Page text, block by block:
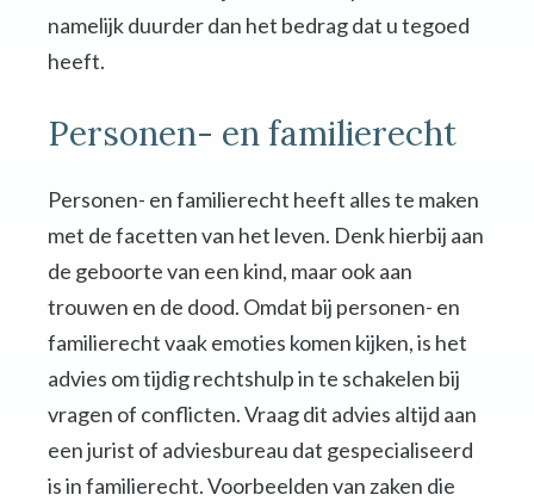
namelijk duurder dan het bedrag dat u tegoed
heeft.
Personen- en familierecht
Personen- en familierecht heeft alles te maken
met de facetten van het leven. Denk hierbij aan
de geboorte van een kind, maar ook aan
trouwen en de dood. Omdat bij personen- en
familierecht vaak emoties komen kijken, is het
advies om tijdig rechtshulp in te schakelen bij
vragen of conflicten. Vraag dit advies altijd aan
een jurist of adviesbureau dat gespecialiseerd
is in familierecht. Voorbeelden van zaken die